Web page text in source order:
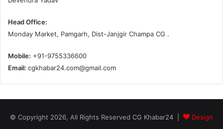
Head Office:
Monday Market, Pamgarh, Dist-Janjgir Champa CG .
Mobile: +91-9755336600
Email: cgkhabar24.com@gmail.com
© Copyright 2026, All Rights Reserved CG Khabar24 |
Design